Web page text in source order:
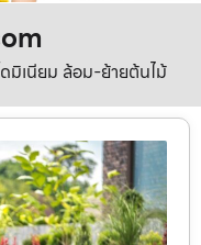
มิเนียม ล้อม-ย้ายต้นไม้